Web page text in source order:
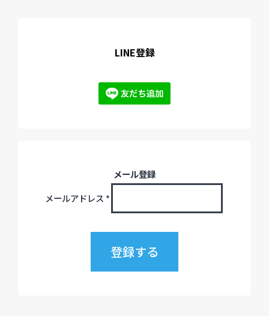
LINE登録
メール登録
メールアドレス *